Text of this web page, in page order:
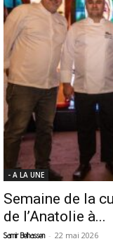
- A LA UNE
Semaine de la
de l’Anatolie à...
Samir Belhassen - 22 mai 2026